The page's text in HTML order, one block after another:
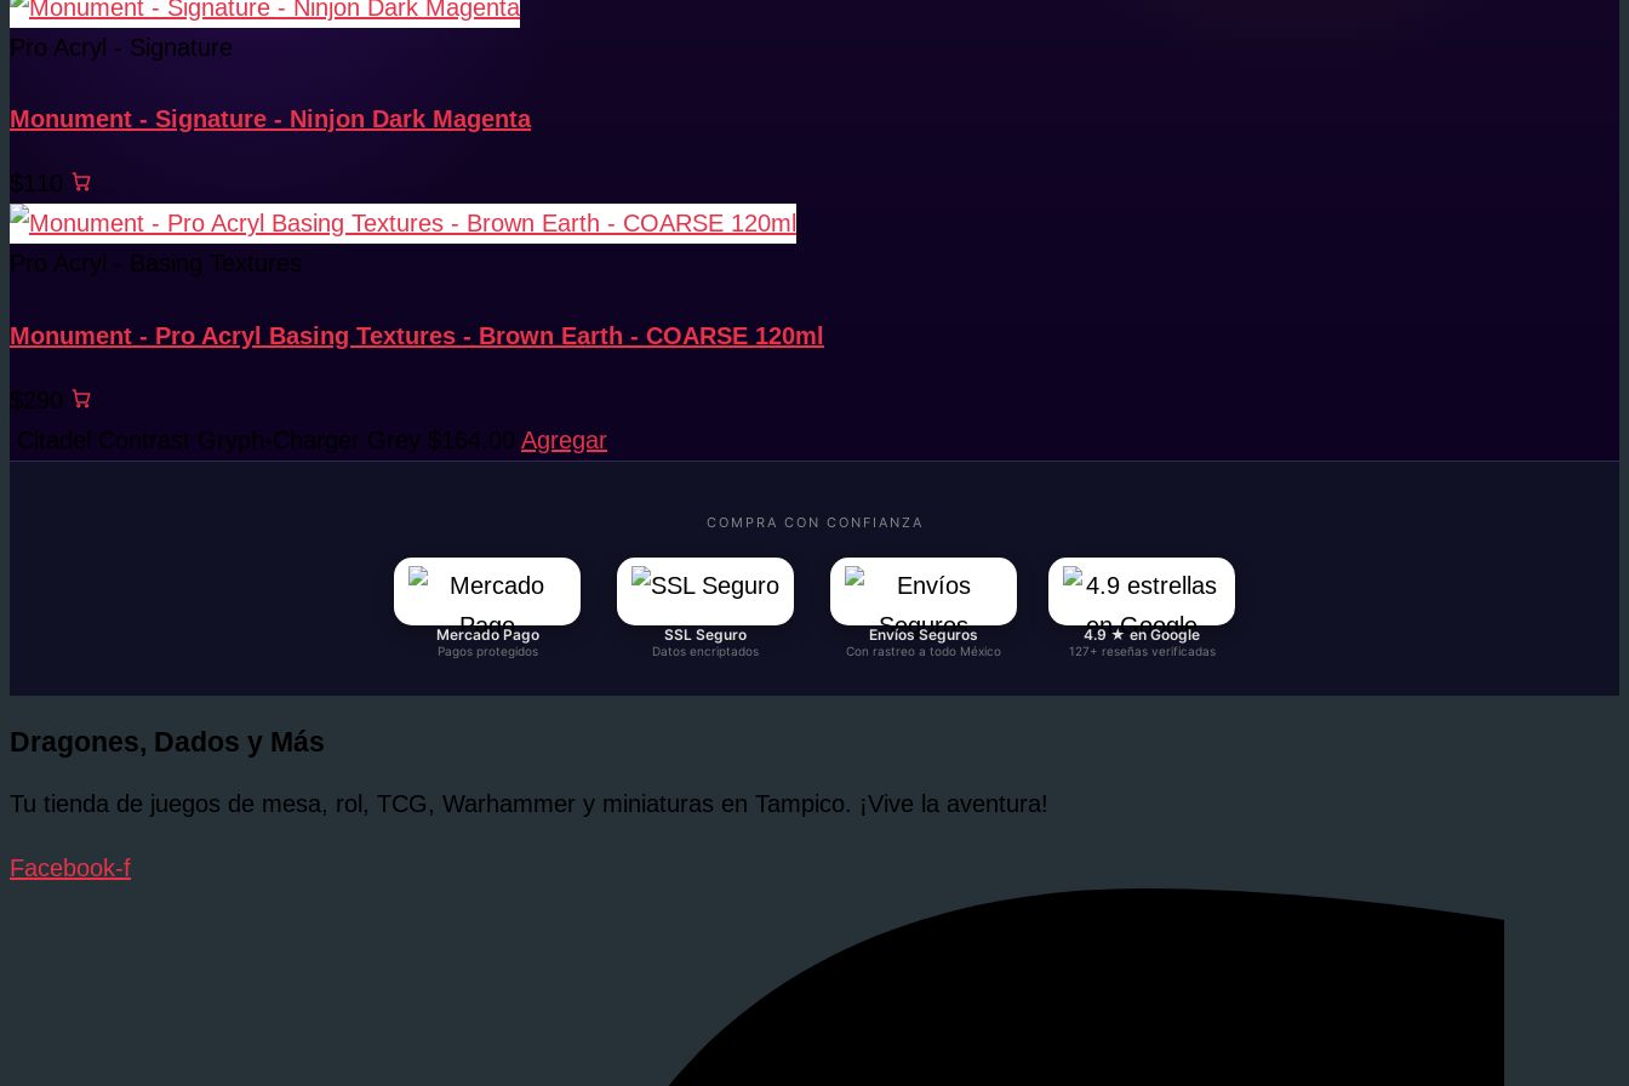
Pro Acryl - Signature
Monument - Signature - Ninjon Dark Magenta
$110
Pro Acryl - Basing Textures
Monument - Pro Acryl Basing Textures - Brown Earth - COARSE 120ml
$290
Citadel Contrast Gryph-Charger Grey $164.00 Agregar
COMPRA CON CONFIANZA
Mercado Pago
Pagos protegidos
SSL Seguro
Datos encriptados
Envíos Seguros
Con rastreo a todo México
4.9 ★ en Google
127+ reseñas verificadas
Dragones, Dados y Más
Tu tienda de juegos de mesa, rol, TCG, Warhammer y miniaturas en Tampico. ¡Vive la aventura!
Facebook-f